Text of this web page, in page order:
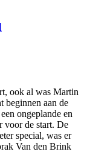
ook al was Martin
beginnen aan de
ongeplande en
voor de start. De
special, was er
Van den Brink